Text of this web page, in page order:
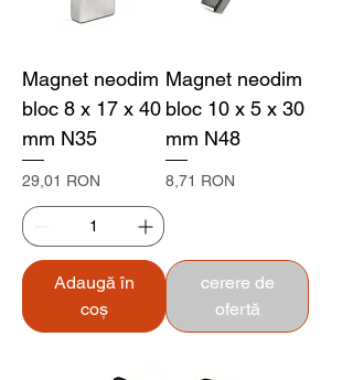
Magnet neodim
bloc 8 x 17 x 40
mm N35
Preț
29,01 RON
Adaugă în
coș
Magnet neodim
bloc 10 x 5 x 30
mm N48
Preț
8,71 RON
cerere de
ofertă